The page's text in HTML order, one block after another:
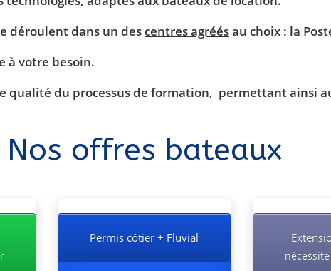
déroulent dans un descentres agréésau choix : la
à votre besoin.
qualité du processus de formation, permettant ainsi
Nos offres bateaux
Permis côtier + Fluvial